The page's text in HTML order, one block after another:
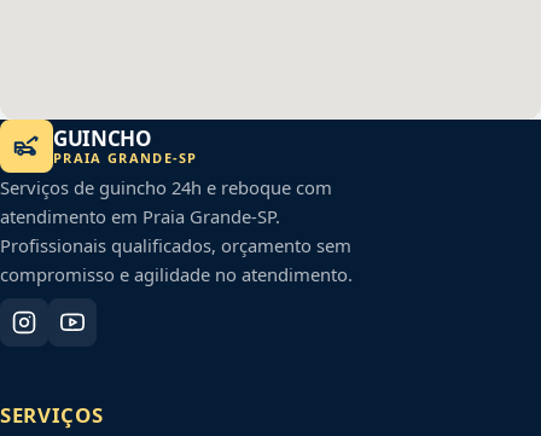
GUINCHO
PRAIA GRANDE-SP
Serviços de guincho 24h e reboque com
atendimento em Praia Grande-SP.
Profissionais qualificados, orçamento sem
compromisso e agilidade no atendimento.
SERVIÇOS